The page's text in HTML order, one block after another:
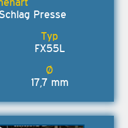
Presse
FX55L
17,7 mm